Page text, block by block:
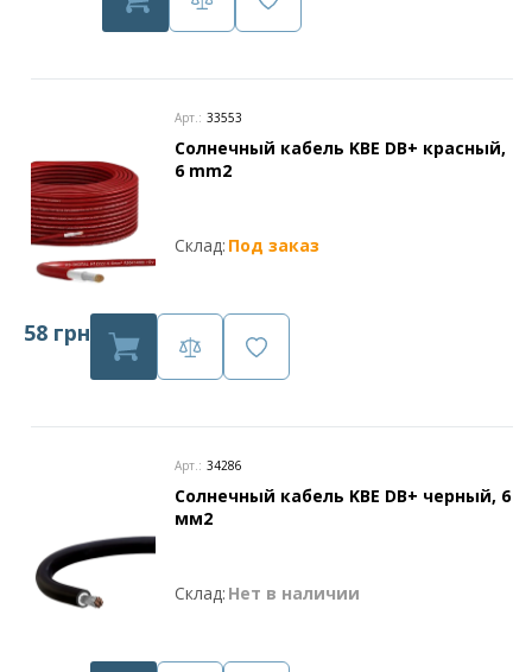
Арт.: 33553
Солнечный кабель KBE DB+ красный,
6 mm2
Склад: Под заказ
58 грн
Арт.: 34286
Солнечный кабель KBE DB+ черный, 6
мм2
Склад: Нет в наличии